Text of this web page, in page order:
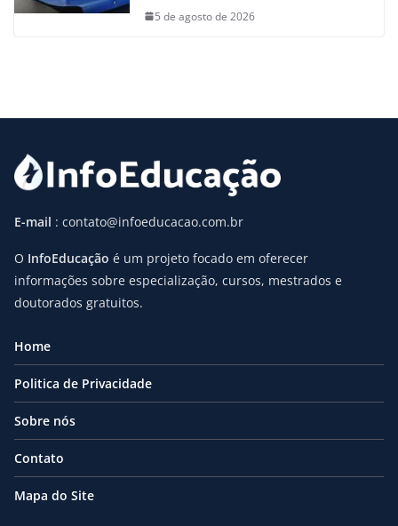
5 de agosto de 2026
E-mail : contato@infoeducacao.com.br
O InfoEducação é um projeto focado em oferecer
informações sobre especialização, cursos, mestrados e
doutorados gratuitos.
Home
Politica de Privacidade
Sobre nós
Contato
Mapa do Site